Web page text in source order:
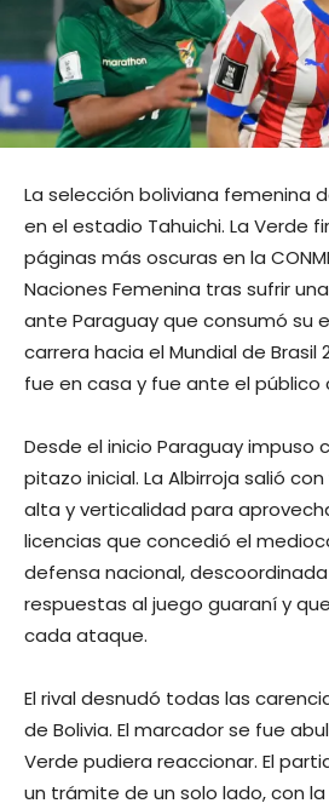
La selección boliviana femenina
en el estadio Tahuichi. La Verde
páginas más oscuras en la
Naciones Femenina tras sufrir
ante Paraguay que consumó su
carrera hacia el Mundial de Brasil
fue en casa y fue ante el público
Desde el inicio Paraguay impuso
pitazo inicial. La Albirroja salió
alta y verticalidad para
licencias que concedió el
defensa nacional,
respuestas al juego guaraní y
cada ataque.
El rival desnudó todas las
de Bolivia. El marcador se fue
Verde pudiera reaccionar. El
un trámite de un solo lado, con